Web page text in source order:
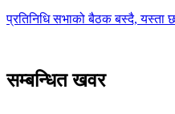
प्रतिनिधि सभाको बैठक बस्दै, यस्ता
सम्बन्धित खवर